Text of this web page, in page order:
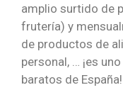
amplio surtido de
frutería) y
de productos de
personal, … ¡es
baratos de España!